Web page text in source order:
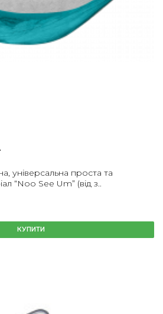
універсальна проста та
“Noo See Um” (від з..
КУПИТИ